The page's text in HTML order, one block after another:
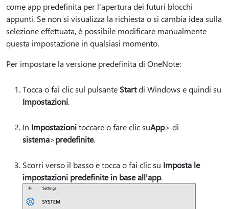
come app predefinita per l'apertura dei futuri blocchi
appunti. Se non si visualizza la richiesta o si cambia idea sulla
selezione effettuata, è possibile modificare manualmente
questa impostazione in qualsiasi momento.
Per impostare la versione predefinita di OneNote:
Tocca o fai clic sul pulsante Startdi Windows e quindi su
Impostazioni.
In Impostazionitoccare o fare clic suApp> di
sistema>predefinite.
Scorri verso il basso e tocca o fai clic su Imposta le
impostazioni predefinite in base all'app.